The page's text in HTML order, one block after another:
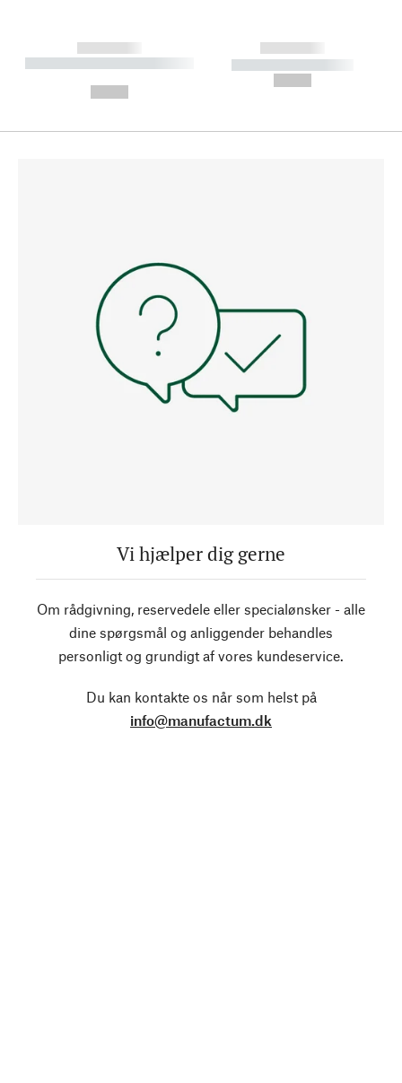
------------
----------- ----------- --------
------------
----------- -----------
Vi hjælper dig gerne
Om rådgivning, reservedele eller specialønsker - alle
dine spørgsmål og anliggender behandles
personligt og grundigt af vores kundeservice.
Du kan kontakte os når som helst på
info@manufactum.dk